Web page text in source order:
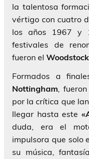
la talentosa
vértigo con cuatro
los años 1967 y
festivales de
fueron el Woodstock
Formados a
Nottingham,
por la crítica que
llegar hasta este
duda, era el
impulsora que solo
su música,